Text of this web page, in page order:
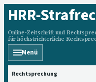
HRR-
Online-Zeitschrift und
für höchstrichterliche
Menü
HRRS durchsuchen